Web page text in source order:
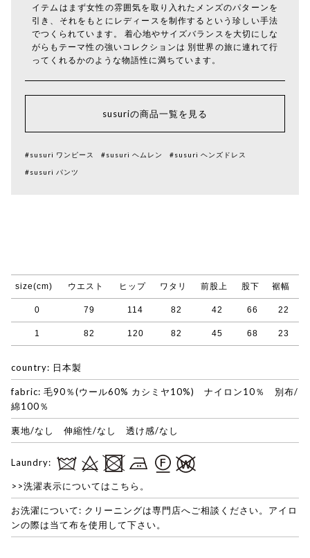
イテムはまず女性の雰囲気を取り入れたメンズのパターンを
引き、それをもとにレディースを制作するという珍しい手法
でつくられています。 着心地やサイズバランスを大切にしな
がらもテーマ性の強いコレクションは 別世界の旅に連れて行
ってくれるかのような物語性に満ちています。
susuriの商品一覧を見る
#susuri ワンピース #susuri ヘムレン #susuri ヘンズドレス
#susuri パンツ
size(cm) ウエスト ヒップ ワタリ 前股上 股下 裾幅
0 79 114 82 42 66 22
1 82 120 82 45 68 23
country: 日本製
fabric: 毛90％(ウール60% カシミヤ10%) ナイロン10％ 別布/
綿100％
裏地/なし 伸縮性/なし 透け感/なし
Laundry:
>>洗濯表示についてはこちら。
お洗濯について: クリーニングは専門店へご相談ください。アイロ
ンの際は当て布を使用して下さい。